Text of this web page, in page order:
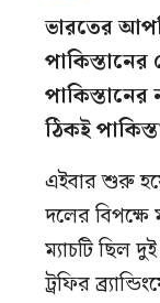
ভারতের
ঠিকই
এইবার শুরু
দলের বিপক্ষে
ম্যাচটি ছিল
ট্রফির